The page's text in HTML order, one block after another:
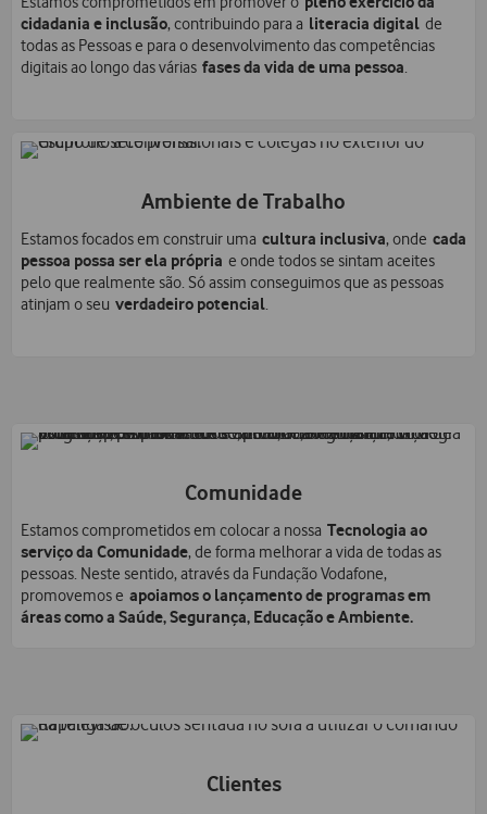
cidadania e inclusão, contribuindo para a literacia digital de
todas as Pessoas e para o desenvolvimento das competências
digitais ao longo das várias fases da vida de uma pessoa.
Ambiente de Trabalho
Estamos focados em construir uma cultura inclusiva, onde cada
pessoa possa ser ela própria e onde todos se sintam aceites
pelo que realmente são. Só assim conseguimos que as pessoas
atinjam o seu verdadeiro potencial.​
Comunidade
Estamos comprometidos em colocar a nossa Tecnologia ao
serviço da Comunidade, de forma melhorar a vida de todas as
pessoas. Neste sentido, através da Fundação Vodafone,
promovemos e apoiamos o lançamento de programas em
áreas como a Saúde, Segurança, Educação e Ambiente.
Clientes